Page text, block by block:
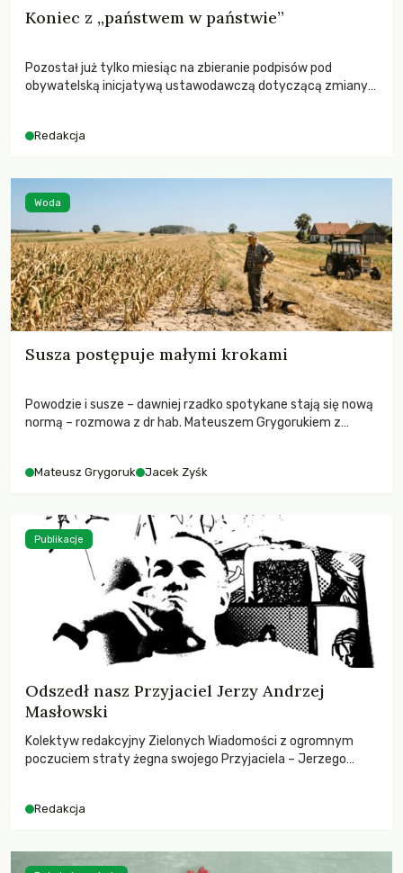
Koniec z „państwem w państwie”
Pozostał już tylko miesiąc na zbieranie podpisów pod
obywatelską inicjatywą ustawodawczą dotyczącą zmiany
niezwykle korzystne rozwiązania dla przyrody i zwierząt,
funkcjonowania łowiectwa w Polsce.
Redakcja
Susza postępuje małymi krokami
Powodzie i susze – dawniej rzadko spotykane stają się nową
normą – rozmowa z dr hab. Mateuszem Grygorukiem z
Mateusz Grygoruk Jacek Zyśk
Woda
Odszedł nasz Przyjaciel Jerzy Andrzej
Masłowski
Kolektyw redakcyjny Zielonych Wiadomości z ogromnym
poczuciem straty żegna swojego Przyjaciela – Jerzego
Redakcja
Publikacje